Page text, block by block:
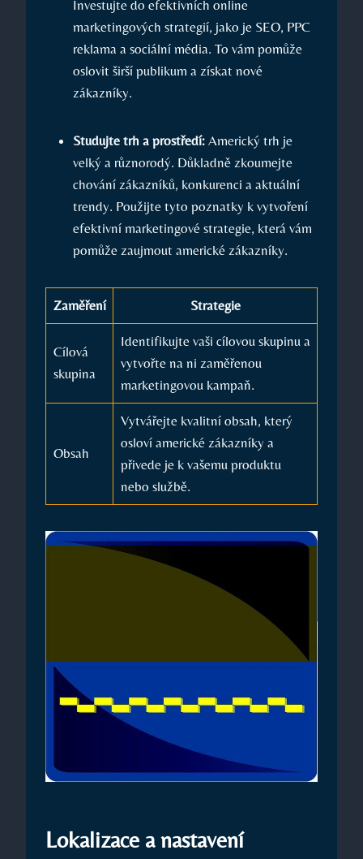
Investujte do efektivních online
marketingových strategií, jako je SEO, PPC
reklama a sociální média. To vám pomůže
oslovit širší publikum a získat nové
zákazníky.
Studujte trh a prostředí: Americký trh je
velký a různorodý. Důkladně zkoumejte
chování zákazníků, konkurenci a aktuální
trendy. Použijte tyto poznatky k vytvoření
efektivní marketingové strategie, která vám
pomůže zaujmout americké zákazníky.
Zaměření Strategie
Cílová
skupina
Identifikujte vaši cílovou skupinu a
vytvořte na ni zaměřenou
marketingovou kampaň.
Obsah
Vytvářejte kvalitní obsah, který
osloví americké zákazníky a
přivede je k vašemu produktu
nebo službě.
Lokalizace a nastavení